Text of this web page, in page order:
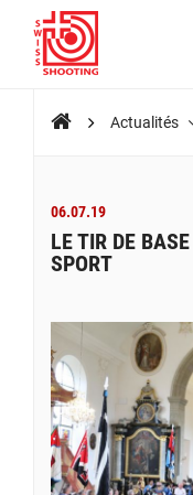
Actualités
06.07.19
LE TIR DE
SPORT